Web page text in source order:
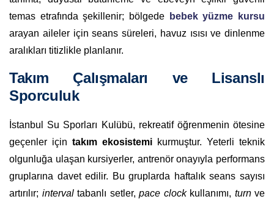
temas etrafında şekillenir; bölgede
bebek yüzme kursu
arayan aileler için seans süreleri, havuz ısısı ve dinlenme
aralıkları titizlikle planlanır.
Takım Çalışmaları ve Lisanslı
Sporculuk
İstanbul Su Sporları Kulübü, rekreatif öğrenmenin ötesine
geçenler için takım ekosistemi kurmuştur. Yeterli teknik
olgunluğa ulaşan kursiyerler, antrenör onayıyla performans
gruplarına davet edilir. Bu gruplarda haftalık seans sayısı
artırılır; intervaltabanlı setler, pace clockkullanımı, turnve